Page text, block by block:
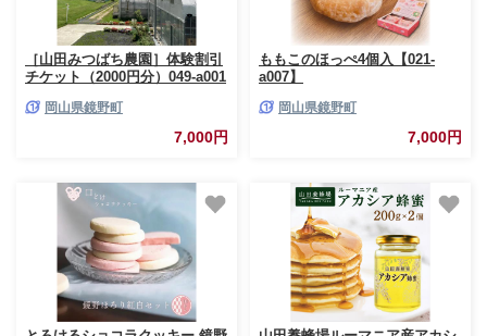
［山田みつばち農園］体験割引
チケット（2000円分）049-a001
岡山県鏡野町
7,000円
ももこのほっぺ4個入【021-
a007】
岡山県鏡野町
7,000円